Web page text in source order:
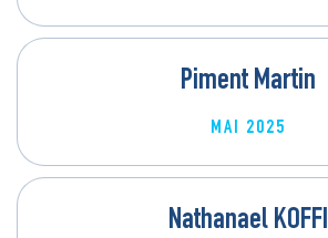
Piment Martin
MAI 2025
Nathanael KOFFI